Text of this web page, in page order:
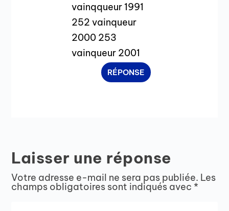
vainqqueur 1991
252 vainqueur
2000 253
vainqueur 2001
RÉPONSE
Laisser une réponse
Votre adresse e-mail ne sera pas publiée. Les
champs obligatoires sont indiqués avec *